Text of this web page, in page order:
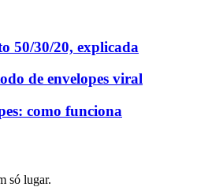
50/30/20, explicada
de envelopes viral
como funciona
só lugar.